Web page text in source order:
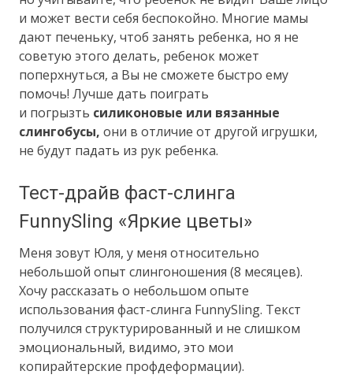
и может вести себя беспокойно. Многие мамы
дают печеньку, чтоб занять ребенка, но я не
советую этого делать, ребенок может
поперхнуться, а Вы не сможете быстро ему
помочь! Лучше дать поиграть
и погрызть силиконовые или вязанные
слингобусы,они в отличие от другой игрушки,
не будут падать из рук ребенка.
Тест-драйв фаст-слинга
FunnySling «Яркие цветы»
Меня зовут Юля, у меня относительно
небольшой опыт слингоношения (8 месяцев).
Хочу рассказать о небольшом опыте
использования фаст-слинга FunnySling. Текст
получился структурированный и не слишком
эмоциональный, видимо, это мои
копирайтерские профдеформации).